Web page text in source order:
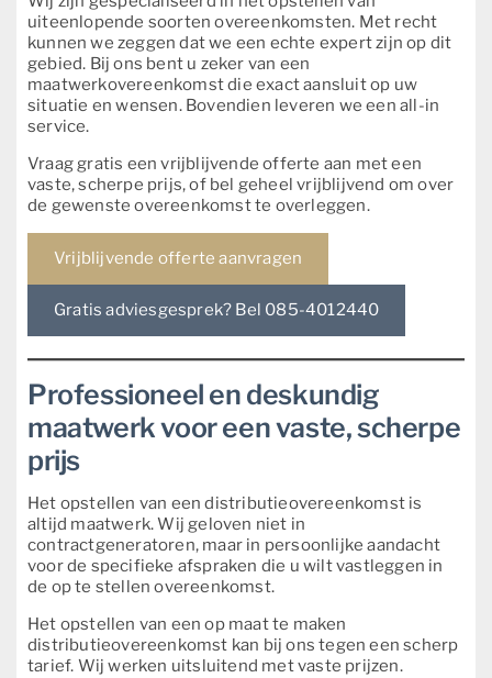
uiteenlopende soorten overeenkomsten. Met recht
kunnen we zeggen dat we een echte expert zijn op dit
gebied. Bij ons bent u zeker van een
maatwerkovereenkomst die exact aansluit op uw
situatie en wensen. Bovendien leveren we een all-in
service.
Vraag gratis een vrijblijvende offerte aan met een
vaste, scherpe prijs, of bel geheel vrijblijvend om over
de gewenste overeenkomst te overleggen.
Vrijblijvende offerte aanvragen
Gratis adviesgesprek? Bel 085-4012440
Professioneel en deskundig
maatwerk voor een vaste, scherpe
prijs
Het opstellen van een distributieovereenkomst is
altijd maatwerk. Wij geloven niet in
contractgeneratoren, maar in persoonlijke aandacht
voor de specifieke afspraken die u wilt vastleggen in
de op te stellen overeenkomst.
Het opstellen van een op maat te maken
distributieovereenkomst kan bij ons tegen een scherp
tarief. Wij werken uitsluitend met vaste prijzen.